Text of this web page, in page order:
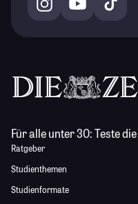
Für alle unter 30:Teste die
Ratgeber
Studienthemen
Studienformate